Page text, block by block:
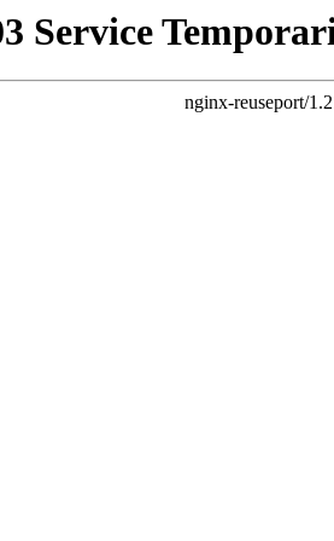
Service
nginx-reuseport/